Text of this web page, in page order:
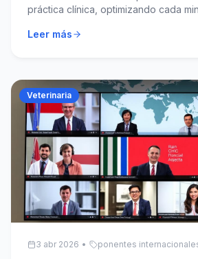
práctica clínica, optimizando cada
Leer más
Veterinaria
3 abr 2026 • ponentes